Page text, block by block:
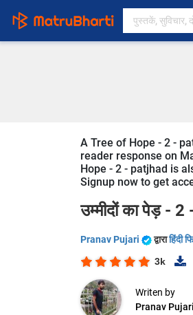
A Tree of Hope - 2 -
reader response on
Hope - 2 - patjhad is
Signup now to get
उम्मीदों का पेड़ -
Pranav Pujari द्वाराहिंदी
3k
Writen by
Pranav Pujari